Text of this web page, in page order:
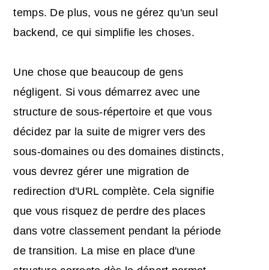
temps. De plus, vous ne gérez qu'un seul
backend, ce qui simplifie les choses.
Une chose que beaucoup de gens
négligent. Si vous démarrez avec une
structure de sous-répertoire et que vous
décidez par la suite de migrer vers des
sous-domaines ou des domaines distincts,
vous devrez gérer une migration de
redirection d'URL complète. Cela signifie
que vous risquez de perdre des places
dans votre classement pendant la période
de transition. La mise en place d'une